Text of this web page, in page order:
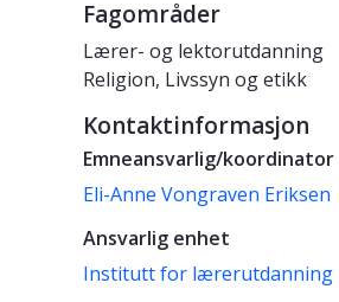
Fagområder
Lærer- og lektorutdanning
Religion, Livssyn og etikk
Kontaktinformasjon
Emneansvarlig/koordinator
Eli-Anne Vongraven Eriksen
Ansvarlig enhet
Institutt for lærerutdanning